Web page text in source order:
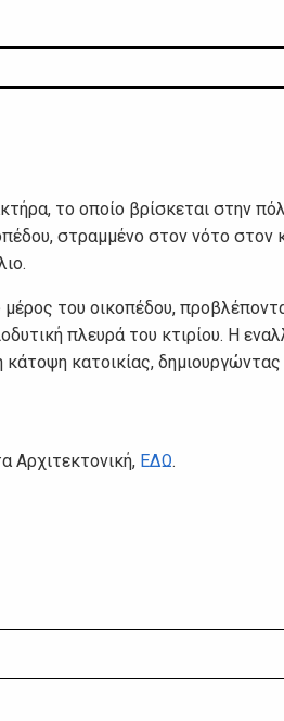
το οποίο βρίσκεται στην
στραμμένο στον νότο στον
μέρος του οικοπέδου,
πλευρά του κτιρίου. Η
κατοικίας,
Αρχιτεκτονική, ΕΔΩ.